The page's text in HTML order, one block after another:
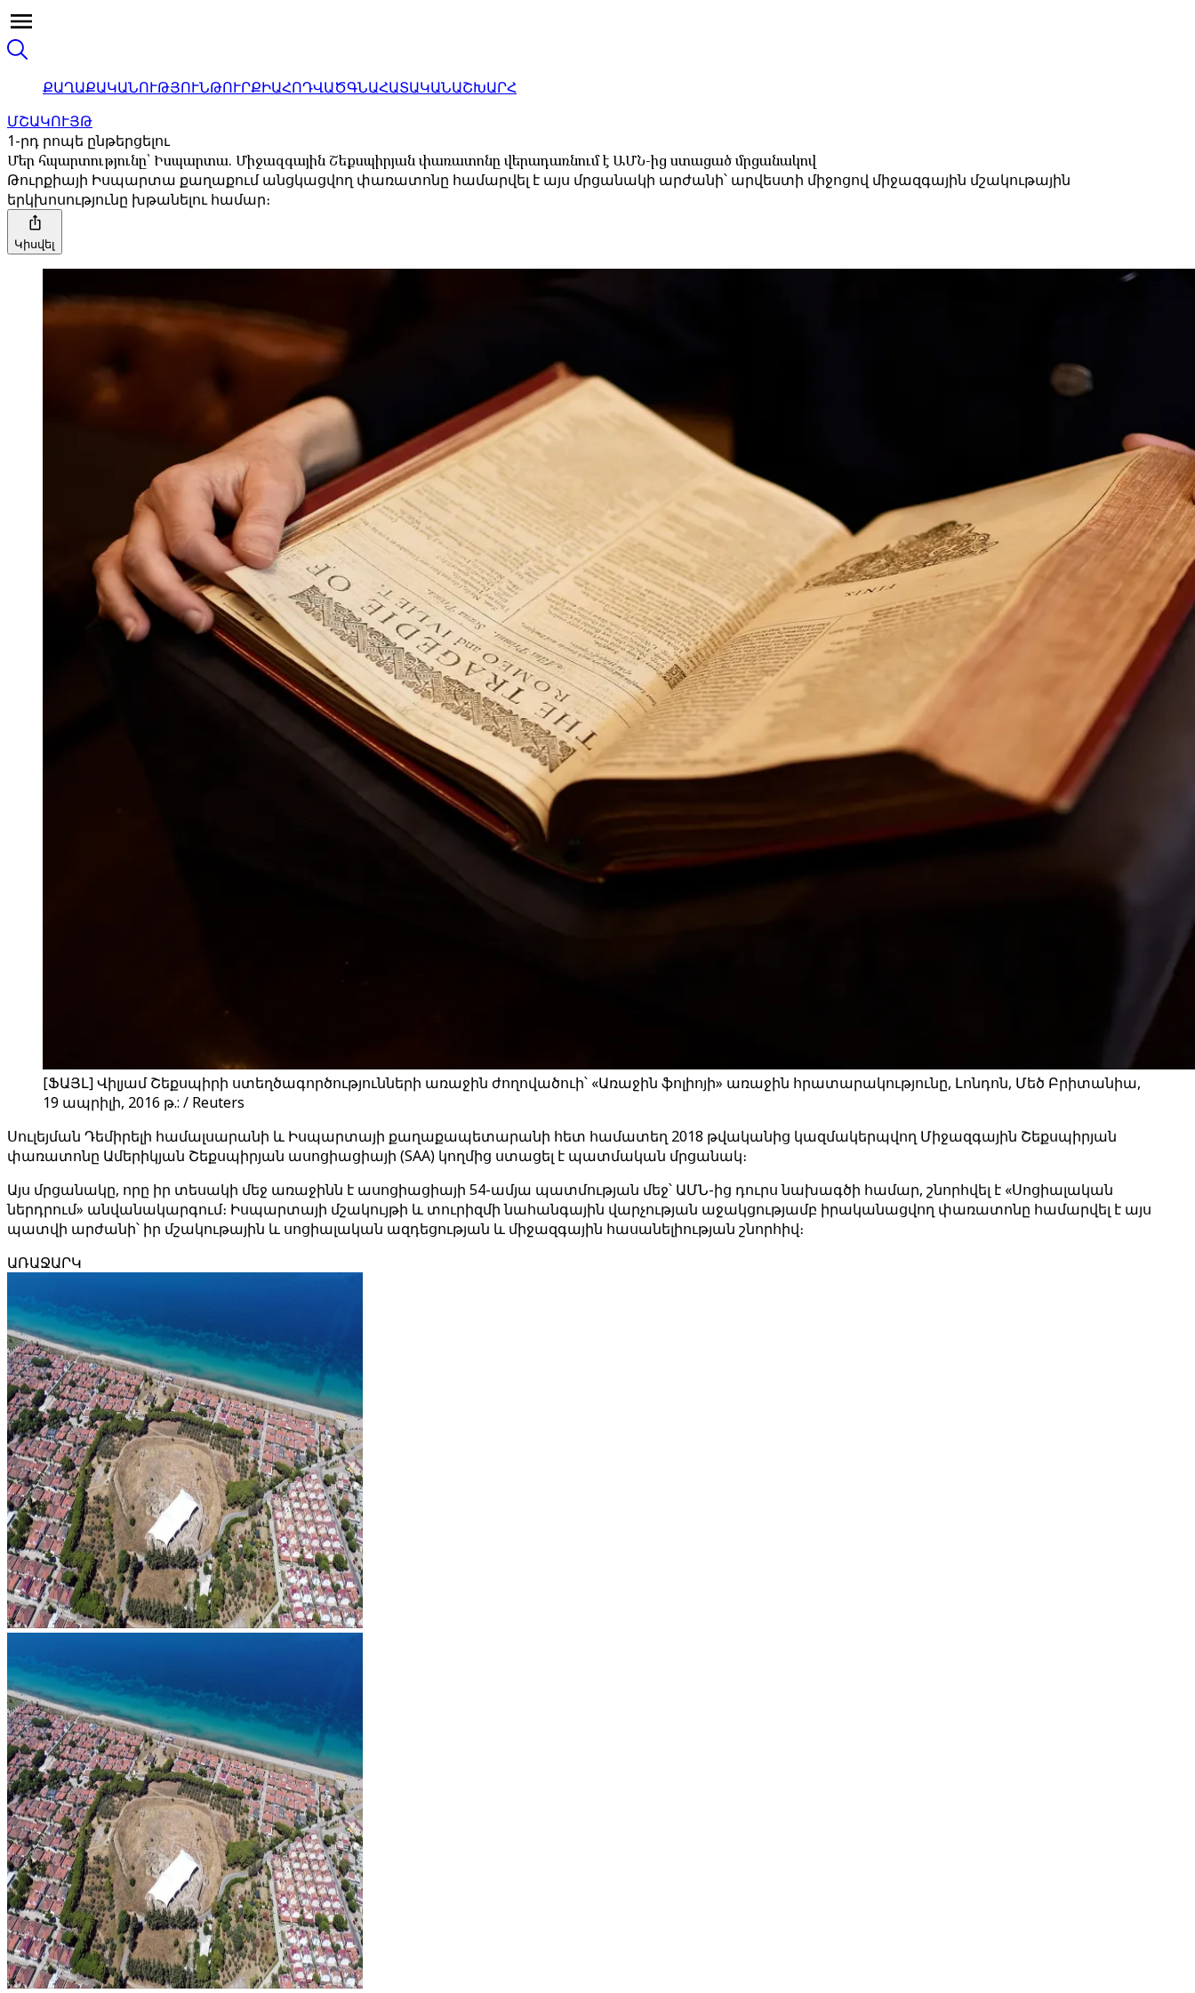
ՔԱՂԱՔԱԿԱՆՈՒԹՅՈՒՆԹՈՒՐՔԻԱՀՈԴՎԱԾԳՆԱՀԱՏԱԿԱՆԱՇԽԱՐՀ
ՄՇԱԿՈՒՅԹ
1-րդ րոպե ընթերցելու
Մեր հպարտությունը՝ Իսպարտա. Միջազգային Շեքսպիրյան փառատոնը վերադառնում է ԱՄՆ-ից ստացած մրցանակով
Թուրքիայի Իսպարտա քաղաքում անցկացվող փառատոնը համարվել է այս մրցանակի արժանի՝ արվեստի միջոցով միջազգային մշակութային
երկխոսությունը խթանելու համար։
Կիսվել
[ՖԱՅԼ] Վիլյամ Շեքսպիրի ստեղծագործությունների առաջին ժողովածուի՝ «Առաջին ֆոլիոյի» առաջին հրատարակությունը, Լոնդոն, Մեծ Բրիտանիա,
19 ապրիլի, 2016 թ.: / Reuters
Սուլեյման Դեմիրելի համալսարանի և Իսպարտայի քաղաքապետարանի հետ համատեղ 2018 թվականից կազմակերպվող Միջազգային Շեքսպիրյան
փառատոնը Ամերիկյան Շեքսպիրյան ասոցիացիայի (SAA) կողմից ստացել է պատմական մրցանակ։
Այս մրցանակը, որը իր տեսակի մեջ առաջինն է ասոցիացիայի 54-ամյա պատմության մեջ՝ ԱՄՆ-ից դուրս նախագծի համար, շնորհվել է «Սոցիալական
ներդրում» անվանակարգում։ Իսպարտայի մշակույթի և տուրիզմի նահանգային վարչության աջակցությամբ իրականացվող փառատոնը համարվել է այս
պատվի արժանի՝ իր մշակութային և սոցիալական ազդեցության և միջազգային հասանելիության շնորհիվ։
ԱՌԱՋԱՐԿ